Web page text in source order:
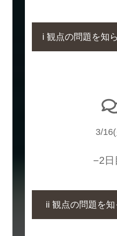
i 観点の問題を知
3/
−2日
ii 観点の問題を